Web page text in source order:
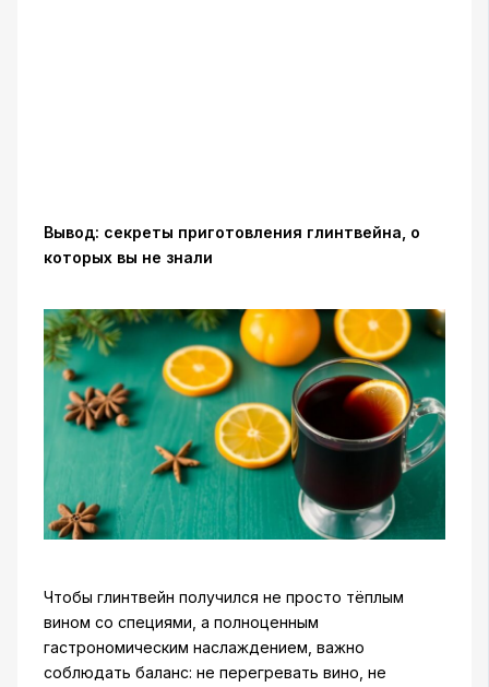
Вывод: секреты приготовления глинтвейна, о
которых вы не знали
Чтобы глинтвейн получился не просто тёплым
вином со специями, а полноценным
гастрономическим наслаждением, важно
соблюдать баланс: не перегревать вино, не